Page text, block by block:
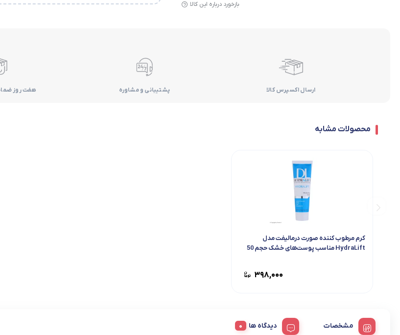
بازخورد درباره این کالا
ارسال اکسپرس کالا پشتیبانی و مشاوره هفت روز
محصولات مشابه
کرم مرطوب کننده صورت درمالیفت مدل
HydraLift مناسب پوست‌های خشک حجم 50
۳۹۸,۰۰۰
مشخصات دیدگاه ها